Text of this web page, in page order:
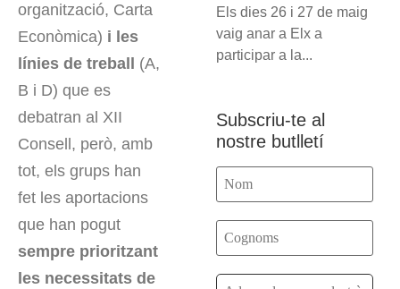
organització, Carta
Econòmica) i les
línies de treball
(A,
B i D) que es
debatran al XII
Consell, però, amb
tot, els grups han
fet les aportacions
que han pogut
sempre prioritzant
les necessitats de
Els dies 26 i 27 de maig
vaig anar a Elx a
participar a la...
Subscriu-te al
nostre butlletí